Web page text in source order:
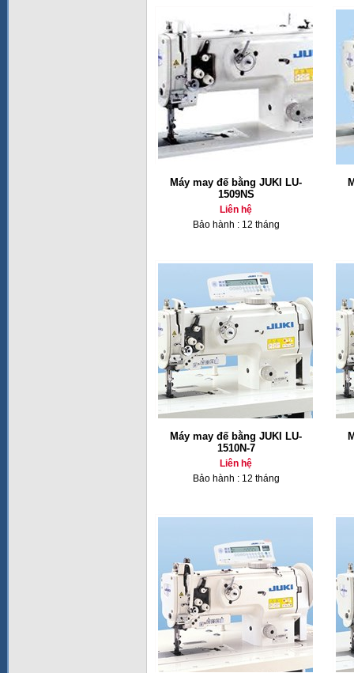
Máy may đế bằng JUKI LU-
1509NS
Liên hệ
Bảo hành : 12 tháng
Máy may đế bằng JUKI LU-
1510N-7
Liên hệ
Bảo hành : 12 tháng